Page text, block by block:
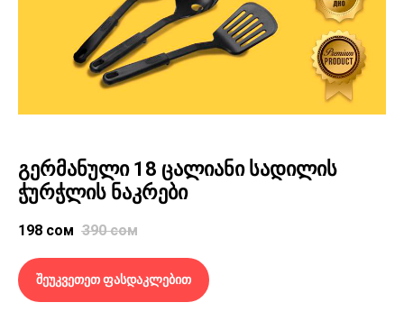
გერმანული 18 ცალიანი სადილის
ჭურჭლის ნაკრები
198 сом 390 сом
შეუკვეთეთ ფასდაკლებით